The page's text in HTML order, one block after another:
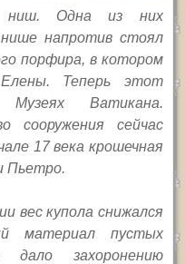
ниш. Одна из них
напротив стоял
порфира, в котором
Теперь этот
Ватикана.
сооружения сейчас
17 века крошечная
Пьетро.
вес купола снижался
материал пустых
захоронению